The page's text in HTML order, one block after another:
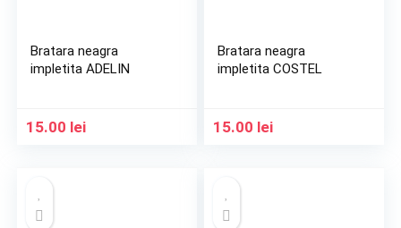
Bratara neagra
impletita ADELIN
15.00 lei
Bratara neagra
impletita COSTEL
15.00 lei